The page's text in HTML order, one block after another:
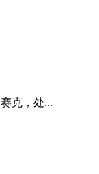
克，处...